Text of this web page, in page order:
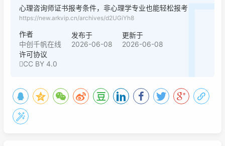
心理咨询师证书报考条件，非心理学专业也能轻松报考
https://new.arkvip.cn/archives/d2UGiYh8
作者
中创千帆在线
发布于
2026-06-08
更新于
2026-06-08
许可协议
CC BY 4.0